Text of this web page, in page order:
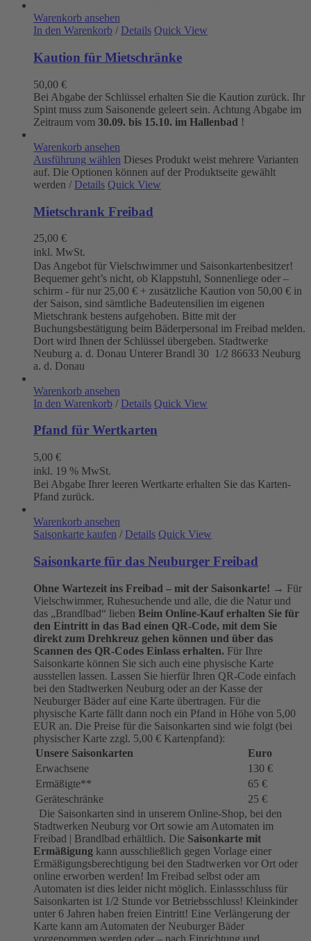
Warenkorb ansehen
In den Warenkorb / Details Quick View
Kaution für Mietschränke
50,00 €
Bei Abgabe der Schlüssel erhalten Sie die Kaution zurück. Ihr
Spint muss zum Saisonende geleert sein. Achtung Abgabe im
Zeitraum vom 30.09. bis 15.10. im Hallenbad !
Warenkorb ansehen
Ausführung wählen Dieses Produkt weist mehrere Varianten
auf. Die Optionen können auf der Produktseite gewählt
werden / Details Quick View
Mietschrank Freibad
25,00 €
inkl. MwSt.
Das Angebot für Vielschwimmer und Saisonkartenbesitzer!
Bequemer geht’s nicht, ob Klappstuhl, Sonnenliege oder –
schirm - für nur 25,00 € + zusätzliche Kaution von 50,00 € in
der Saison, sind sämtliche Badeutensilien im eigenen
Mietschrank bestens aufgehoben. Bitte mit der
Buchungsbestätigung beim Bäderpersonal im Freibad melden.
Dort wird Ihnen der Schlüssel übergeben. Stadtwerke
Neuburg a. d. Donau Unterer Brandl 30 1/2 86633 Neuburg
a. d. Donau
Warenkorb ansehen
In den Warenkorb / Details Quick View
Pfand für Wertkarten
5,00 €
inkl. 19 % MwSt.
Bei Abgabe Ihrer leeren Wertkarte erhalten Sie das Karten-
Pfand zurück.
Warenkorb ansehen
Saisonkarte kaufen / Details Quick View
Saisonkarte für das Neuburger Freibad
Ohne Wartezeit ins Freibad – mit der Saisonkarte! → Für
Vielschwimmer, Ruhesuchende und alle, die die Natur und
das „Brandlbad“ lieben Beim Online-Kauf erhalten Sie für
den Eintritt in das Bad einen QR-Code, mit dem Sie
direkt zum Drehkreuz gehen können und über das
Scannen des QR-Codes Einlass erhalten. Für Ihre
Saisonkarte können Sie sich auch eine physische Karte
ausstellen lassen. Lassen Sie hierfür Ihren QR-Code einfach
bei den Stadtwerken Neuburg oder an der Kasse der
Neuburger Bäder auf eine Karte übertragen. Für die
physische Karte fällt dann noch ein Pfand in Höhe von 5,00
EUR an. Die Preise für die Saisonkarten sind wie folgt (bei
physischer Karte zzgl. 5,00 € Kartenpfand):
Unsere Saisonkarten
Euro
Erwachsene
130 €
Ermäßigte**
65 €
Geräteschränke
25 €
Die Saisonkarten sind in unserem Online-Shop, bei den
Stadtwerken Neuburg vor Ort sowie am Automaten im
Freibad | Brandlbad erhältlich. Die Saisonkarte mit
Ermäßigung kann ausschließlich gegen Vorlage einer
Ermäßigungsberechtigung bei den Stadtwerken vor Ort oder
online erworben werden! Im Freibad selbst oder am
Automaten ist dies leider nicht möglich. Einlassschluss für
Saisonkarten ist 1/2 Stunde vor Betriebsschluss! Kleinkinder
unter 6 Jahren haben freien Eintritt! Eine Verlängerung der
Karte kann am Automaten der Neuburger Bäder
vorgenommen werden oder – nach Einrichtung und